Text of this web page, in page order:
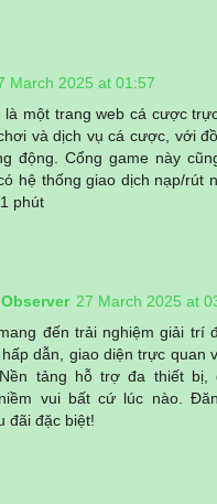
March 2025 at 01:57
là một trang web cá cược
và dịch vụ cá cược, với
động. Cổng game này
hệ thống giao dịch nạp/rút
phút
27 March 2025 at
đến trải nghiệm giải trí
dẫn, giao diện trực quan
tảng hỗ trợ đa thiết bị,
vui bất cứ lúc nào.
đãi đặc biệt!